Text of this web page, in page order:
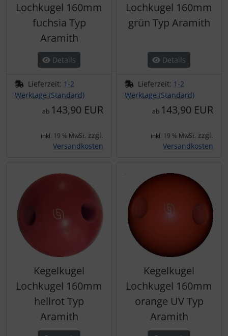
Lochkugel 160mm
fuchsia Typ
Aramith
Details
Lieferzeit: 1-2
Werktage (Standard)
ab 143,90 EUR
inkl. 19 % MwSt. zzgl.
Versandkosten
Lochkugel 160mm
grün Typ Aramith
Details
Lieferzeit: 1-2
Werktage (Standard)
ab 143,90 EUR
inkl. 19 % MwSt. zzgl.
Versandkosten
Kegelkugel
Lochkugel 160mm
hellrot Typ
Aramith
Kegelkugel
Lochkugel 160mm
orange UV Typ
Aramith